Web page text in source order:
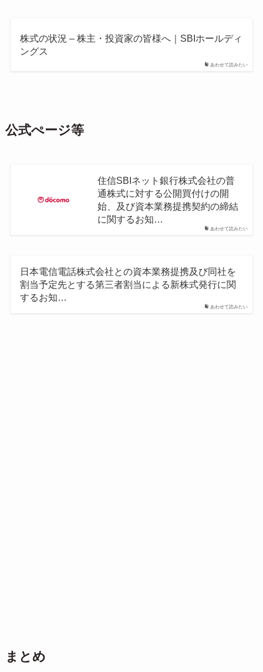
あわせて読みたい
株式の状況 – 株主・投資家の皆様へ｜SBIホールディ
ングス
公式ぺージ等
あわせて読みたい
住信SBIネット銀行株式会社の普
通株式に対する公開買付けの開
始、及び資本業務提携契約の締結
に関するお知…
あわせて読みたい
日本電信電話株式会社との資本業務提携及び同社を
割当予定先とする第三者割当による新株式発行に関
するお知…
まとめ